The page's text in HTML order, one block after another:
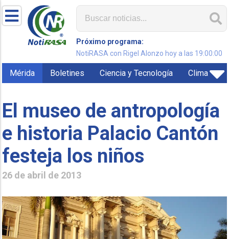
Próximo programa:
NotiRASA con Rigel Alonzo hoy a las 19:00:00
Mérida Boletines Ciencia y Tecnología Clima
El museo de antropología
e historia Palacio Cantón
festeja los niños
26 de abril de 2013